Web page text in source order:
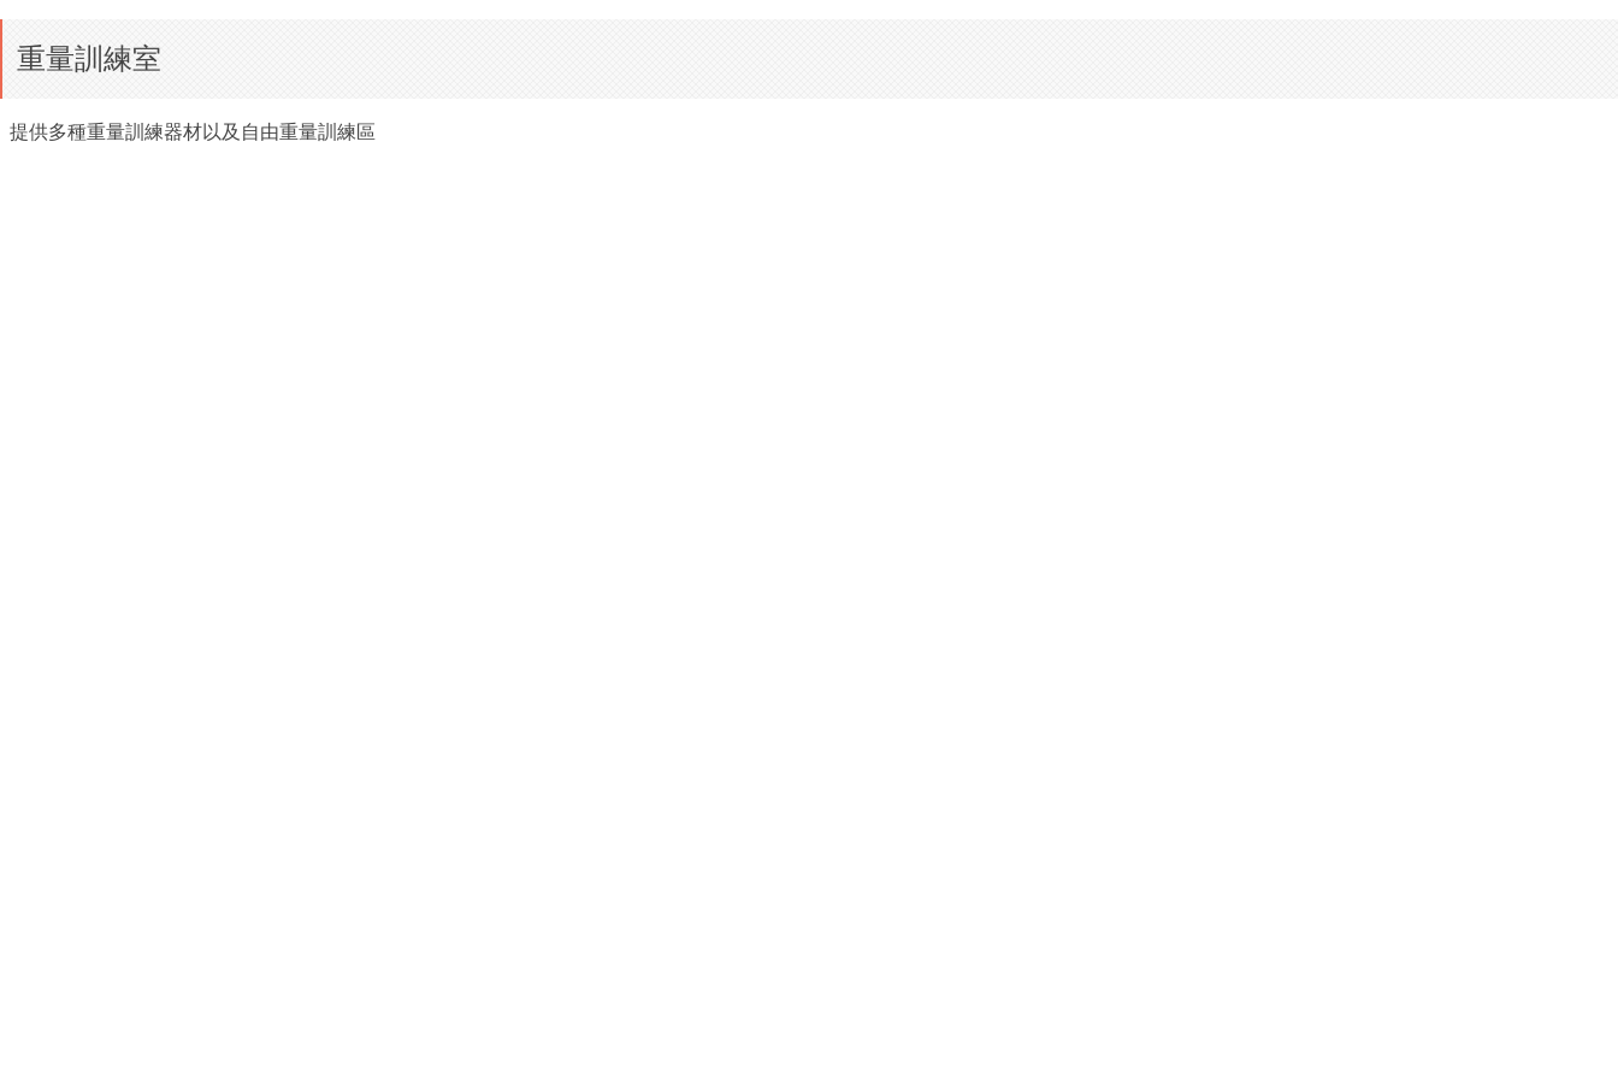
重量訓練室
提供多種重量訓練器材以及自由重量訓練區